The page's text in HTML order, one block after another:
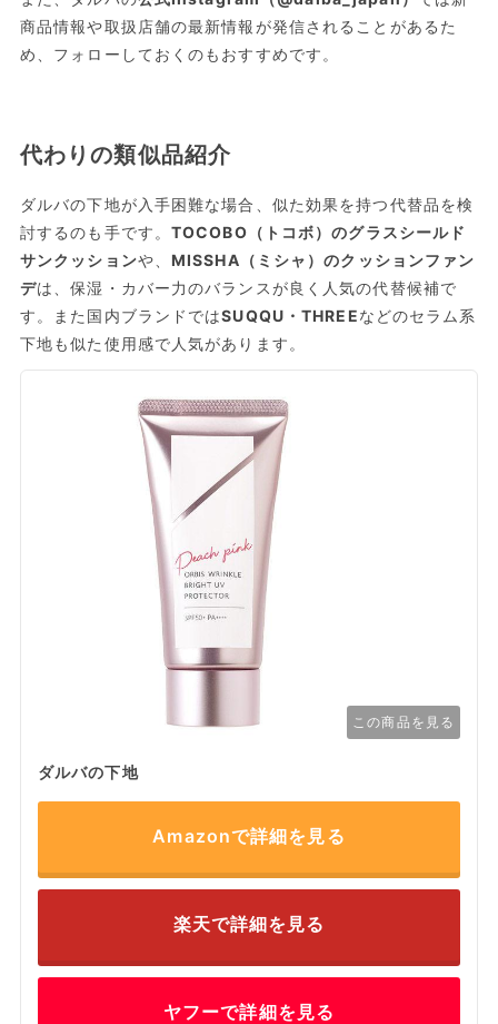
商品情報や取扱店舗の最新情報が発信されることがあるた
め、フォローしておくのもおすすめです。
代わりの類似品紹介
ダルバの下地が入手困難な場合、似た効果を持つ代替品を検
討するのも手です。TOCOBO（トコボ）のグラスシールド
サンクッションや、 MISSHA（ミシャ）のクッションファン
デは、保湿・カバー力のバランスが良く人気の代替候補で
す。また国内ブランドではSUQQU・THREEなどのセラム系
下地も似た使用感で人気があります。
この商品を見る
ダルバの下地
Amazonで詳細を見る
楽天で詳細を見る
ヤフーで詳細を見る